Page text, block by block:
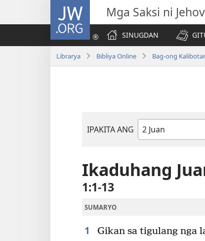
JW.ORG Mga Saksi ni
SINUGDAN
Librarya Bibliya Online Bag-ong
IPAKITA ANG
Basahon
Ikaduhang
1:1-13
SUMARYO
1 Gikan sa tigulang nga